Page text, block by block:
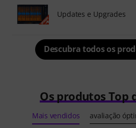
Updates e Upgrades
Descubra todos os
Os produtos Top
Mais vendidos avaliação